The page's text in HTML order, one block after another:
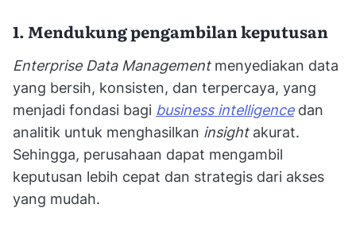
1. Mendukung pengambilan keputusan
Enterprise Data Managementmenyediakan data
yang bersih, konsisten, dan terpercaya, yang
menjadi fondasi bagi business intelligencedan
analitik untuk menghasilkan insightakurat.
Sehingga, perusahaan dapat mengambil
keputusan lebih cepat dan strategis dari akses
yang mudah.